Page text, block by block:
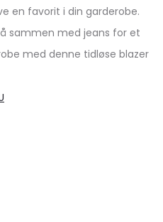
en favorit i din garderobe.
sammen med jeans for et
med denne tidløse blazer